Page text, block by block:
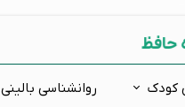
کودک روانشناسی بالینی
حافظ